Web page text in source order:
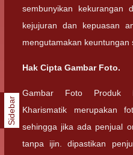
sembunyikan kekurangan
kejujuran dan kepuasan
mengutamakan keuntungan
Hak Cipta Gambar Foto.
Gambar Foto Produk
Kharismatik merupakan
sehingga jika ada penjual
tanpa ijin. dipastikan
Sidebar